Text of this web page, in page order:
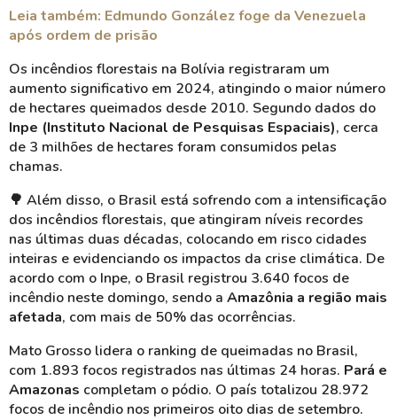
Leia também: Edmundo González foge da Venezuela
após ordem de prisão
Os incêndios florestais na Bolívia registraram um
aumento significativo em 2024, atingindo o maior número
de hectares queimados desde 2010. Segundo dados do
Inpe (Instituto Nacional de Pesquisas Espaciais), cerca
de 3 milhões de hectares foram consumidos pelas
chamas.
🌳 Além disso, o Brasil está sofrendo com a intensificação
dos incêndios florestais, que atingiram níveis recordes
nas últimas duas décadas, colocando em risco cidades
inteiras e evidenciando os impactos da crise climática. De
acordo com o Inpe, o Brasil registrou 3.640 focos de
incêndio neste domingo, sendo a Amazônia a região mais
afetada, com mais de 50% das ocorrências.
Mato Grosso lidera o ranking de queimadas no Brasil,
com 1.893 focos registrados nas últimas 24 horas. Pará e
Amazonas completam o pódio. O país totalizou 28.972
focos de incêndio nos primeiros oito dias de setembro.